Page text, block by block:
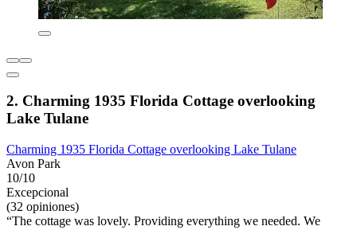
2. Charming 1935 Florida Cottage overlooking
Lake Tulane
Charming 1935 Florida Cottage overlooking Lake Tulane
Avon Park
10/10
Excepcional
(32 opiniones)
“The cottage was lovely. Providing everything we needed. We